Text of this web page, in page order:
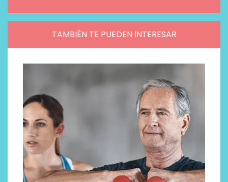
TAMBIÉN TE PUEDEN INTERESAR